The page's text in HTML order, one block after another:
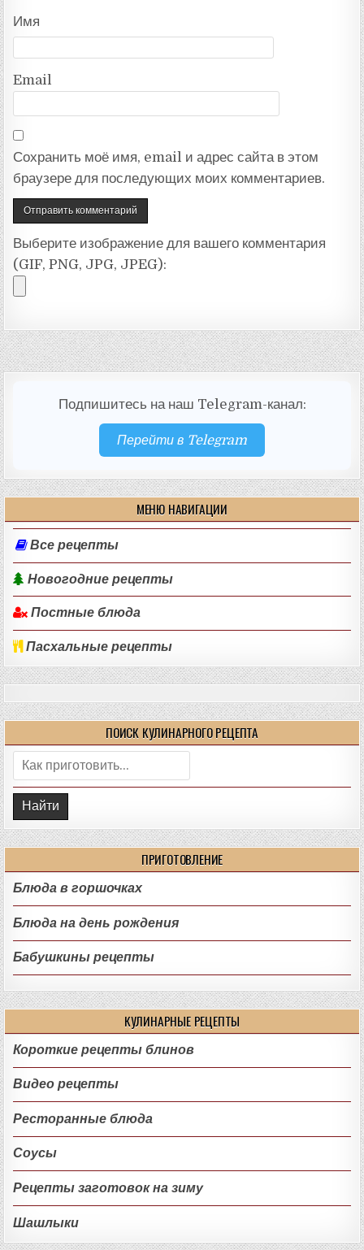
Имя
Email
Сохранить моё имя, email и адрес сайта в этом
браузере для последующих моих комментариев.
Выберите изображение для вашего комментария
(GIF, PNG, JPG, JPEG):
Подпишитесь на наш Telegram-канал:
Перейти в Telegram
МЕНЮ НАВИГАЦИИ
Все рецепты
Новогодние рецепты
Постные блюда
Пасхальные рецепты
ПОИСК КУЛИНАРНОГО РЕЦЕПТА
Поиск:
ПРИГОТОВЛЕНИЕ
Блюда в горшочках
Блюда на день рождения
Бабушкины рецепты
КУЛИНАРНЫЕ РЕЦЕПТЫ
Короткие рецепты блинов
Видео рецепты
Ресторанные блюда
Соусы
Рецепты заготовок на зиму
Шашлыки